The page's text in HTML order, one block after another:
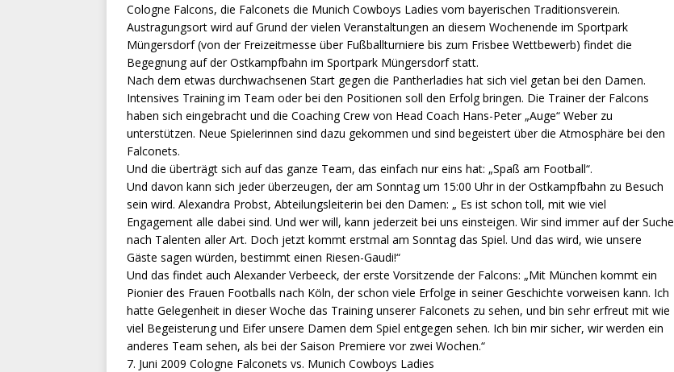
Cologne Falcons, die Falconets die Munich Cowboys Ladies vom bayerischen Traditionsverein.
Austragungsort wird auf Grund der vielen Veranstaltungen an diesem Wochenende im Sportpark
Müngersdorf (von der Freizeitmesse über Fußballturniere bis zum Frisbee Wettbewerb) findet die
Begegnung auf der Ostkampfbahn im Sportpark Müngersdorf statt.
Nach dem etwas durchwachsenen Start gegen die Pantherladies hat sich viel getan bei den Damen.
Intensives Training im Team oder bei den Positionen soll den Erfolg bringen. Die Trainer der Falcons
haben sich eingebracht und die Coaching Crew von Head Coach Hans-Peter „Auge“ Weber zu
unterstützen. Neue Spielerinnen sind dazu gekommen und sind begeistert über die Atmosphäre bei den
Falconets.
Und die überträgt sich auf das ganze Team, das einfach nur eins hat: „Spaß am Football“.
Und davon kann sich jeder überzeugen, der am Sonntag um 15:00 Uhr in der Ostkampfbahn zu Besuch
sein wird. Alexandra Probst, Abteilungsleiterin bei den Damen: „ Es ist schon toll, mit wie viel
Engagement alle dabei sind. Und wer will, kann jederzeit bei uns einsteigen. Wir sind immer auf der Suche
nach Talenten aller Art. Doch jetzt kommt erstmal am Sonntag das Spiel. Und das wird, wie unsere
Gäste sagen würden, bestimmt einen Riesen-Gaudi!“
Und das findet auch Alexander Verbeeck, der erste Vorsitzende der Falcons: „Mit München kommt ein
Pionier des Frauen Footballs nach Köln, der schon viele Erfolge in seiner Geschichte vorweisen kann. Ich
hatte Gelegenheit in dieser Woche das Training unserer Falconets zu sehen, und bin sehr erfreut mit wie
viel Begeisterung und Eifer unsere Damen dem Spiel entgegen sehen. Ich bin mir sicher, wir werden ein
anderes Team sehen, als bei der Saison Premiere vor zwei Wochen.“
7. Juni 2009 Cologne Falconets vs. Munich Cowboys Ladies